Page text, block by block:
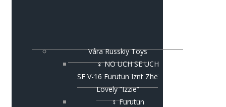
Våra Russkiy Toys
♀ NO UCH SE UCH
SE V-16 Furutun Iznt Zhe
Lovely ”Izzie”
♀ Furutun